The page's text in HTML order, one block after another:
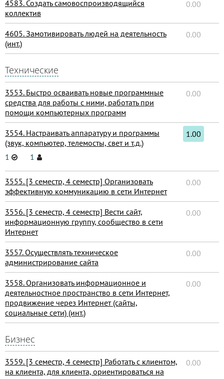
4583. Создать самовоспроизводящийся
коллектив
0.00
4605. Замотивировать людей на деятельность
(инт.)
0.00
Технические
3553. Быстро осваивать новые программные
средства для работы с ними, работать при
помощи компьютерных программ
0.00
3554. Настраивать аппаратуру и программы
(звук, компьютер, телемосты, свет и т.д.)
1
1
1.00
3555. [3 семестр, 4 семестр] Организовать
эффективную коммуникацию в сети Интернет
0.00
3556. [3 семестр, 4 семестр] Вести сайт,
информационную группу, сообщество в сети
Интернет
0.00
3557. Осуществлять техническое
администрирование сайта
0.00
3558. Организовать информационное и
деятельностное пространство в сети Интернет,
продвижение через Интернет (сайты,
социальные сети) (инт.)
0.00
Бизнес
3559. [3 семестр, 4 семестр] Работать с клиентом,
на клиента, для клиента, ориентироваться на
0.00